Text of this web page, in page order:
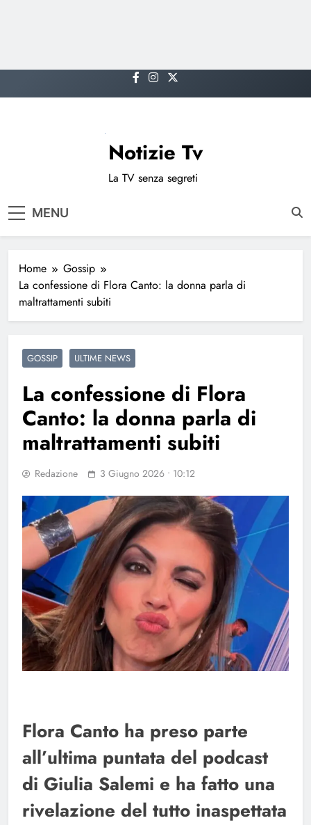
to
Notizie Tv
La TV senza segreti
MENU
Home
Gossip
La confessione di Flora Canto: la donna parla di
maltrattamenti subiti
GOSSIP ULTIME NEWS
La confessione di Flora
Canto: la donna parla di
maltrattamenti subiti
Redazione 3 Giugno 2026 • 10:12
Flora Canto ha preso parte
all’ultima puntata del podcast
di Giulia Salemi e ha fatto una
rivelazione del tutto inaspettata